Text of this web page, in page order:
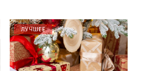
ЛУЧШЕЕ